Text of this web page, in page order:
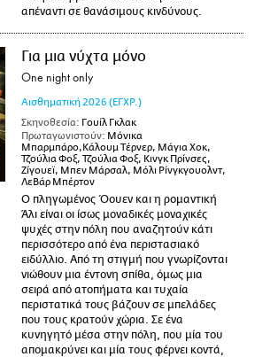
απέναντι σε θανάσιμους κινδύνους.
Για μια νύχτα μόνο
One night only
Αισθηματική 2026 (ΕΓΧΡ.)
Σκηνοθεσία: Γουίλ Γκλακ
Πρωταγωνιστούν: Μόνικα
Μπαρμπάρο,Κάλουμ Τέρνερ, Μάγια Χοκ,
Τζούλια Φοξ, Τζούλια Φοξ, Κινγκ Πρίνσες,
Ζίγουεϊ, Μπεν Μάρσαλ, Μόλι Ρίνγκγουολντ,
ΛεΒάρ Μπέρτον
Ο πληγωμένος Όουεν και η ρομαντική
Άλι είναι οι ίσως μοναδικές μοναχικές
ψυχές στην πόλη που αναζητούν κάτι
περισσότερο από ένα περιστασιακό
ειδύλλιο. Από τη στιγμή που γνωρίζονται
νιώθουν μια έντονη σπίθα, όμως μια
σειρά από ατοπήματα και τυχαία
περιστατικά τους βάζουν σε μπελάδες
που τους κρατούν χώρια. Σε ένα
κυνηγητό μέσα στην πόλη, που μία του
απομακρύνει και μία τους φέρνει κοντά,